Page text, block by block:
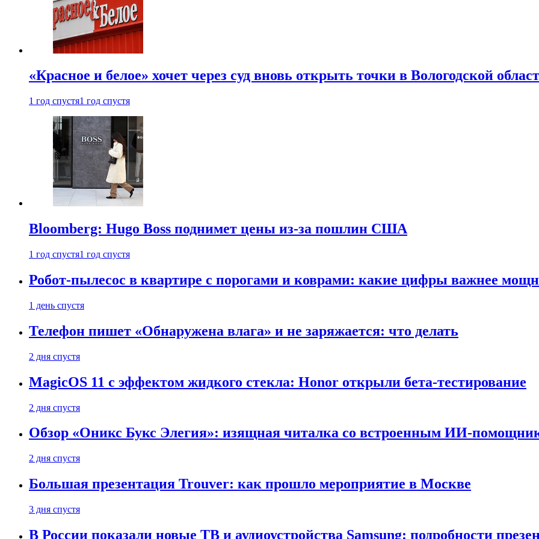
«Красное и белое» хочет через суд вновь открыть точки в Вологодской
1 год спустя1 год спустя
Bloomberg: Hugo Boss поднимет цены из-за пошлин США
1 год спустя1 год спустя
Робот-пылесос в квартире с порогами и коврами: какие цифры важнее
1 день спустя
Телефон пишет «Обнаружена влага» и не заряжается: что делать
2 дня спустя
MagicOS 11 с эффектом жидкого стекла: Honor открыли бета-тестирование
2 дня спустя
Обзор «Оникс Букс Элегия»: изящная читалка со встроенным ИИ-
2 дня спустя
Большая презентация Trouver: как прошло мероприятие в Москве
3 дня спустя
В России показали новые ТВ и аудиоустройства Samsung: подробности